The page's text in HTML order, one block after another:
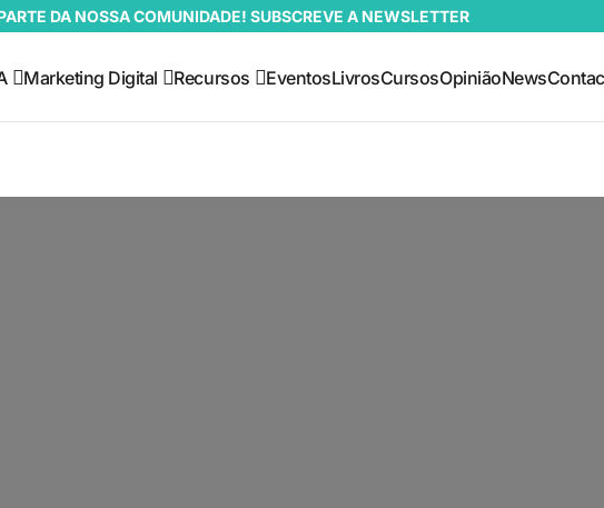
DA NOSSA COMUNIDADE! SUBSCREVE A NEWSLETTER
Marketing Digital Recursos EventosLivrosCursosOpiniãoNews